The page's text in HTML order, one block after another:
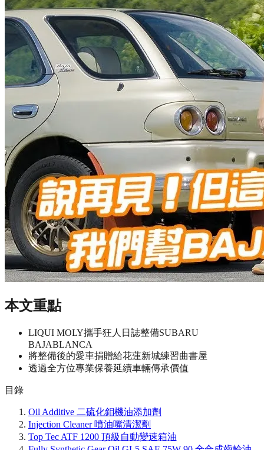
本文重點
LIQUI MOLY攜手狂人日誌整備SUBARU
BAJABLANCA
將整備後的愛車捐贈給花蓮新城練習曲書屋
透過全方位專業保養延續車輛傳承價值
目錄
Oil Additive 二硫化鉬機油添加劑
Injection Cleaner 噴油嘴清潔劑
Top Tec ATF 1200 頂級自動變速箱油